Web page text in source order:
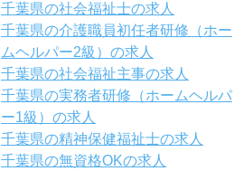
千葉県の社会福祉士の求人
千葉県の介護職員初任者研修（ホー
ムヘルパー2級）の求人
千葉県の社会福祉主事の求人
千葉県の実務者研修（ホームヘルパ
ー1級）の求人
千葉県の精神保健福祉士の求人
千葉県の無資格OKの求人